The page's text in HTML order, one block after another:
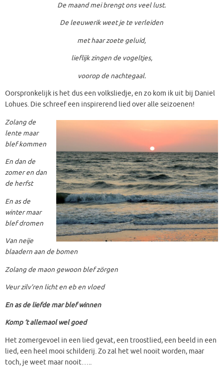
De maand mei brengt ons veel lust.
De leeuwerik weet je te verleiden
met haar zoete geluid,
lieflijk zingen de vogeltjes,
voorop de nachtegaal.
Oorspronkelijk is het dus een volksliedje, en zo kom ik uit bij Daniel
Lohues. Die schreef een inspirerend lied over alle seizoenen!
Zolang de
lente maar
blef kommen
En dan de
zomer en dan
de herfst
En as de
winter maar
blef dromen
Van neije
blaadern aan de bomen
Zolang de maon gewoon blef zörgen
Veur zilv’ren licht en eb en vloed
En as de liefde mar blef winnen
Komp ‘t allemaol wel goed
Het zomergevoel in een lied gevat, een troostlied, een beeld in een
lied, een heel mooi schilderij. Zo zal het wel nooit worden, maar
toch, je weet maar nooit…..